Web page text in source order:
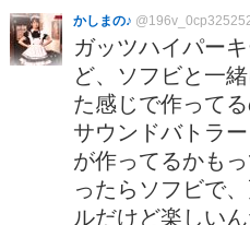
かしまの♪
ガッツハイパー
ど、ソフビと一
た感じで作って
サウンドバトラ
が作ってるかも
ったらソフビで
ルだけど楽しい